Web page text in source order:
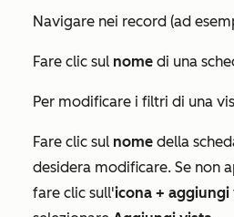
Navigare nei record (ad
Fare clic sul nome di una
Per modificare i filtri di una
Fare clic sul nome della
desidera modificare. Se non
fare clic sull'icona + aggiungi